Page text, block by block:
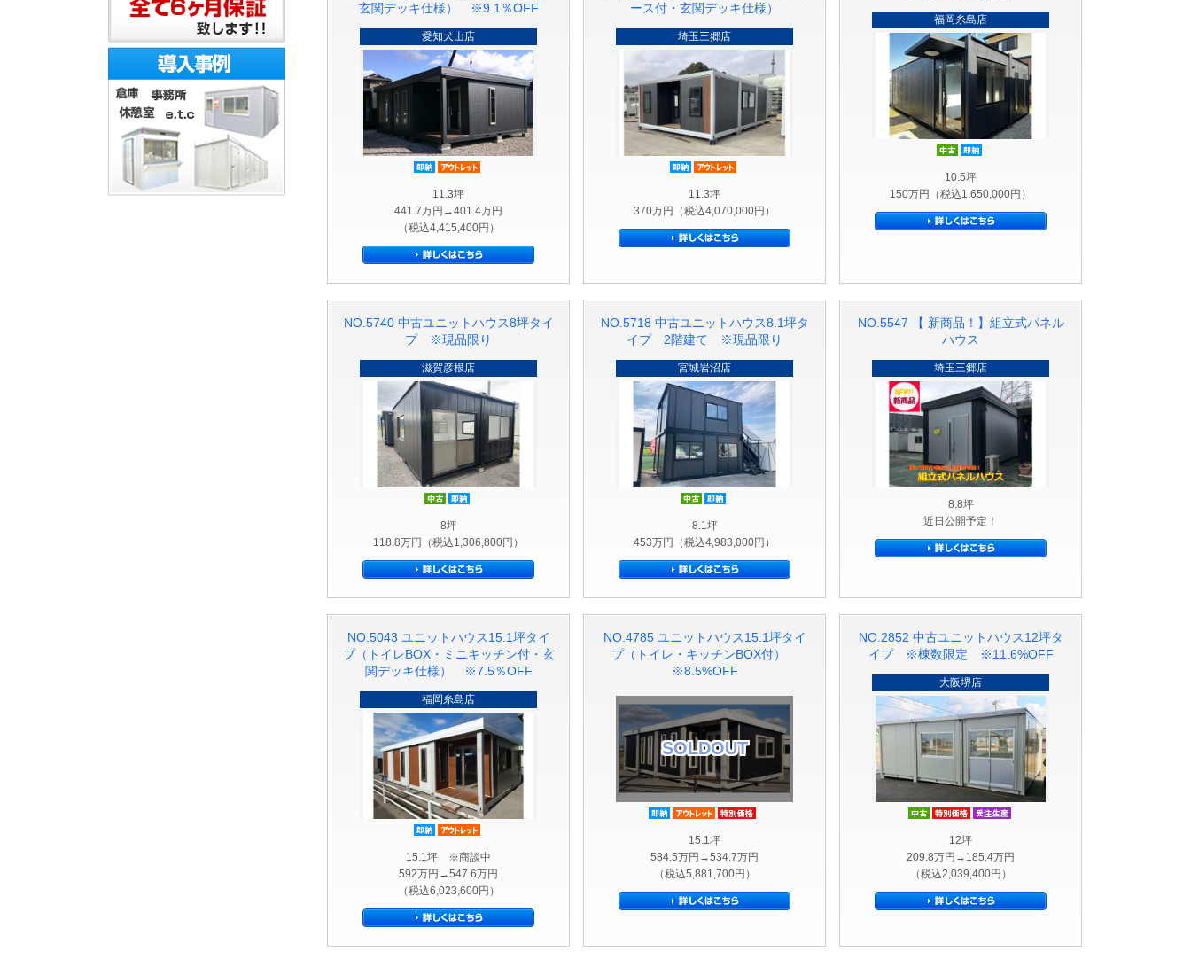
玄関デッキ仕様） ※9.1％OFF
愛知犬山店
即納品
11.3坪
441.7万円→401.4万円
（税込4,415,400円）
ース付・玄関デッキ仕様）
埼玉三郷店
即納品
11.3坪
370万円（税込4,070,000円）
福岡糸島店
中古
10.5坪
150万円（税込1,650,000円）
NO.5740 中古ユニットハウス8坪タイ
プ ※現品限り
滋賀彦根店
中古
8坪
118.8万円（税込1,306,800円）
NO.5718 中古ユニットハウス8.1坪タ
イプ 2階建て ※現品限り
宮城岩沼店
中古
8.1坪
453万円（税込4,983,000円）
NO.5547 【 新商品！】組立式パネル
ハウス
埼玉三郷店
8.8坪
近日公開予定！
NO.5043 ユニットハウス15.1坪タイ
プ（トイレBOX・ミニキッチン付・玄
関デッキ仕様） ※7.5％OFF
福岡糸島店
即納品
15.1坪 ※商談中
592万円→547.6万円
（税込6,023,600円）
NO.4785 ユニットハウス15.1坪タイ
プ（トイレ・キッチンBOX付）
※8.5%OFF
SOLDOUT
即納品 アウトレット品
15.1坪
584.5万円→534.7万円
（税込5,881,700円）
NO.2852 中古ユニットハウス12坪タ
イプ ※棟数限定 ※11.6%OFF
大阪堺店
中古 特別価格
12坪
209.8万円→185.4万円
（税込2,039,400円）